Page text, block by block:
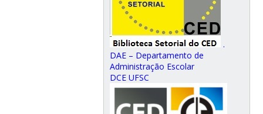
.
DAE – Departamento de
Administração Escolar
DCE UFSC